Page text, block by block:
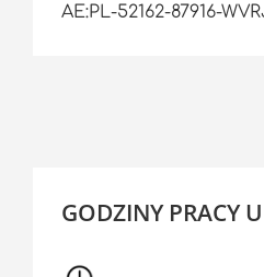
AE:PL-52162-87916-
GODZINY PRACY